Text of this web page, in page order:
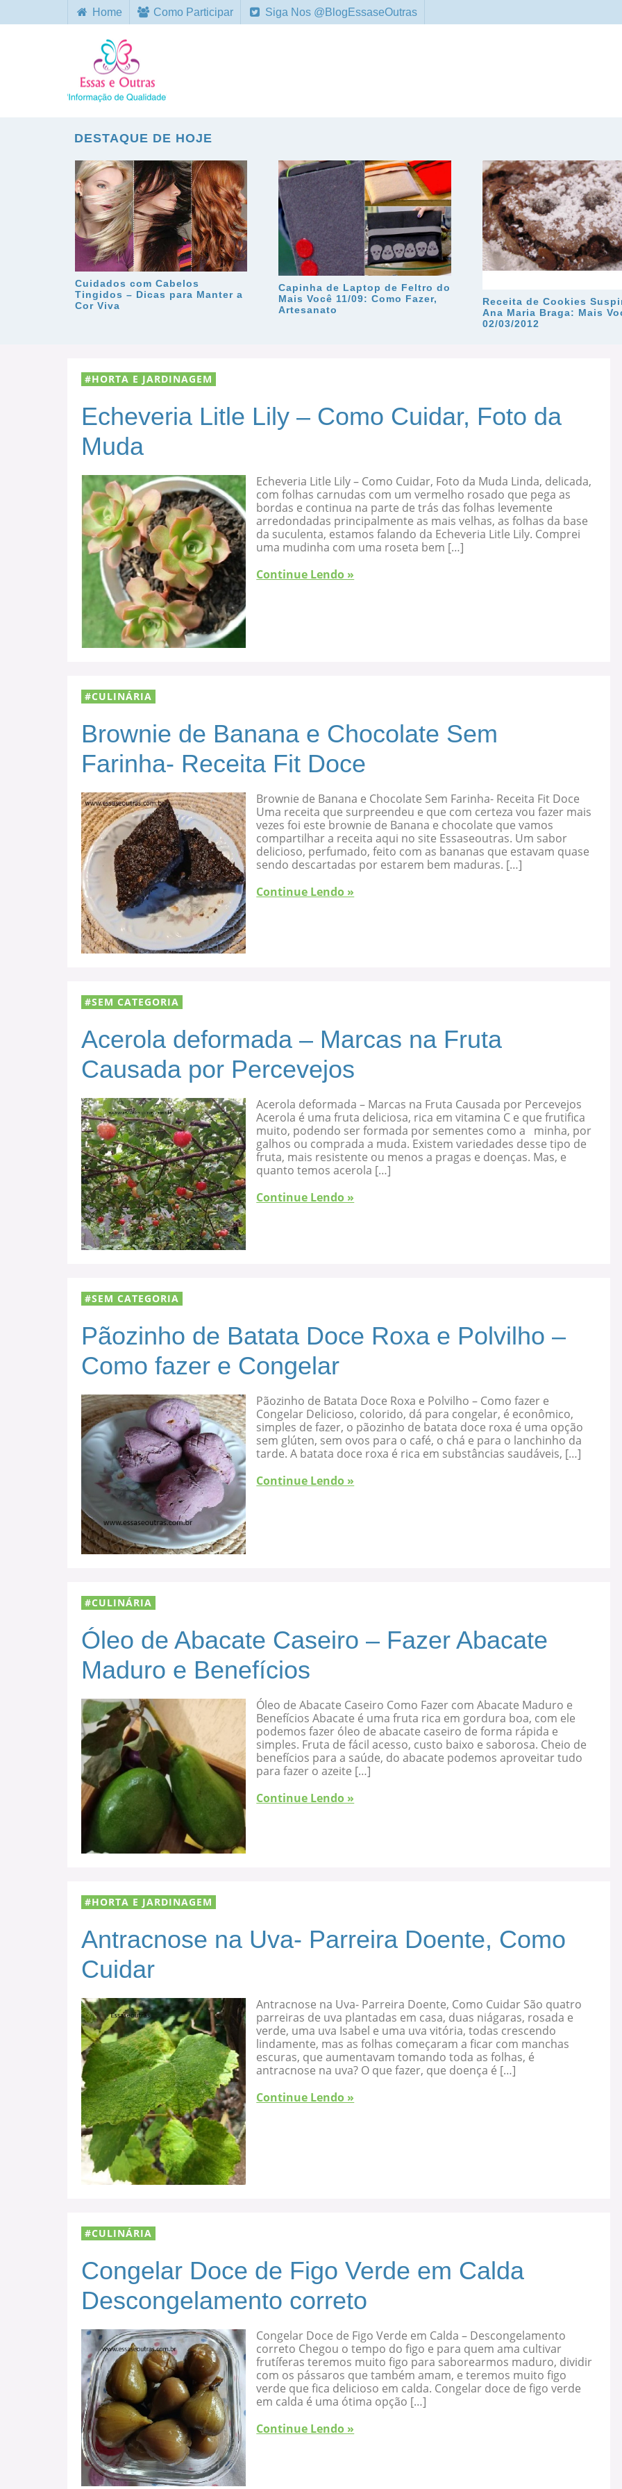
Home Como Participar Siga Nos @BlogEssaseOutras
DESTAQUE DE HOJE
Cuidados com Cabelos
Tingidos – Dicas para Manter a
Cor Viva
Capinha de Laptop de Feltro do
Mais Você 11/09: Como Fazer,
Artesanato
Receita de Cookies
Ana Maria Braga: Mais
02/03/2012
HORTA E JARDINAGEM
Echeveria Litle Lily – Como Cuidar, Foto da
Muda
Echeveria Litle Lily – Como Cuidar, Foto da Muda Linda, delicada,
com folhas carnudas com um vermelho rosado que pega as
bordas e continua na parte de trás das folhas levemente
arredondadas principalmente as mais velhas, as folhas da base
da suculenta, estamos falando da Echeveria Litle Lily. Comprei
uma mudinha com uma roseta bem […]
Continue Lendo »
CULINÁRIA
Brownie de Banana e Chocolate Sem
Farinha- Receita Fit Doce
Brownie de Banana e Chocolate Sem Farinha- Receita Fit Doce
Uma receita que surpreendeu e que com certeza vou fazer mais
vezes foi este brownie de Banana e chocolate que vamos
compartilhar a receita aqui no site Essaseoutras. Um sabor
delicioso, perfumado, feito com as bananas que estavam quase
sendo descartadas por estarem bem maduras. […]
Continue Lendo »
SEM CATEGORIA
Acerola deformada – Marcas na Fruta
Causada por Percevejos
Acerola deformada – Marcas na Fruta Causada por Percevejos
Acerola é uma fruta deliciosa, rica em vitamina C e que frutifica
muito, podendo ser formada por sementes como a minha, por
galhos ou comprada a muda. Existem variedades desse tipo de
fruta, mais resistente ou menos a pragas e doenças. Mas, e
quanto temos acerola […]
Continue Lendo »
SEM CATEGORIA
Pãozinho de Batata Doce Roxa e Polvilho –
Como fazer e Congelar
Pãozinho de Batata Doce Roxa e Polvilho – Como fazer e
Congelar Delicioso, colorido, dá para congelar, é econômico,
simples de fazer, o pãozinho de batata doce roxa é uma opção
sem glúten, sem ovos para o café, o chá e para o lanchinho da
tarde. A batata doce roxa é rica em substâncias saudáveis, […]
Continue Lendo »
CULINÁRIA
Óleo de Abacate Caseiro – Fazer Abacate
Maduro e Benefícios
Óleo de Abacate Caseiro Como Fazer com Abacate Maduro e
Benefícios Abacate é uma fruta rica em gordura boa, com ele
podemos fazer óleo de abacate caseiro de forma rápida e
simples. Fruta de fácil acesso, custo baixo e saborosa. Cheio de
benefícios para a saúde, do abacate podemos aproveitar tudo
para fazer o azeite […]
Continue Lendo »
HORTA E JARDINAGEM
Antracnose na Uva- Parreira Doente, Como
Cuidar
Antracnose na Uva- Parreira Doente, Como Cuidar São quatro
parreiras de uva plantadas em casa, duas niágaras, rosada e
verde, uma uva Isabel e uma uva vitória, todas crescendo
lindamente, mas as folhas começaram a ficar com manchas
escuras, que aumentavam tomando toda as folhas, é
antracnose na uva? O que fazer, que doença é […]
Continue Lendo »
CULINÁRIA
Congelar Doce de Figo Verde em Calda
Descongelamento correto
Congelar Doce de Figo Verde em Calda – Descongelamento
correto Chegou o tempo do figo e para quem ama cultivar
frutíferas teremos muito figo para saborearmos maduro, dividir
com os pássaros que também amam, e teremos muito figo
verde que fica delicioso em calda. Congelar doce de figo verde
em calda é uma ótima opção […]
Continue Lendo »